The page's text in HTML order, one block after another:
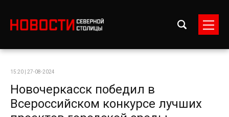
15:20 | 27-08-2024
Новочеркасск победил в
Всероссийском конкурсе лучших